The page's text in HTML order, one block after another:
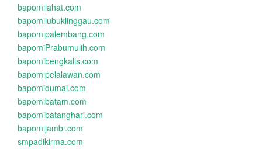
bapomilahat.com
bapomilubuklinggau.com
bapomipalembang.com
bapomiPrabumulih.com
bapomibengkalis.com
bapomipelalawan.com
bapomidumai.com
bapomibatam.com
bapomibatanghari.com
bapomijambi.com
smpadikirma.com